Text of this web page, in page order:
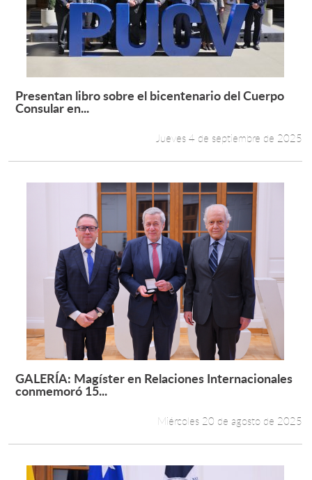
Leer más +
Presentan libro sobre el bicentenario del Cuerpo
Consular en...
Jueves 4 de septiembre de 2025
Leer más +
GALERÍA: Magíster en Relaciones Internacionales
conmemoró 15...
Miércoles 20 de agosto de 2025